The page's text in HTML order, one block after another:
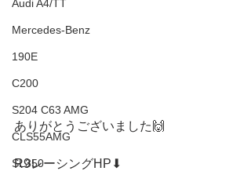
Audi A4/TT
Mercedes-Benz
190E
C200
S204 C63 AMG
CLS55AMG
SL350
ありがとうございました🙌
R9レーシングHP⬇︎